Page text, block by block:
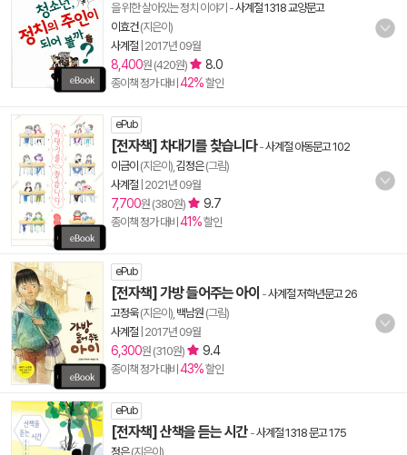
을 위한 살아있는 정치 이야기 -사계절 1318 교양문고
이효건(지은이)
사계절 2017년 09월
8,400원 (420원) 8.0
종이책 정가 대비 42%할인
ePub
[전자책] 차대기를 찾습니다-사계절 아동문고 102
이금이 (지은이), 김정은(그림)
사계절 2021년 09월
7,700원 (380원) 9.7
종이책 정가 대비 41%할인
ePub
[전자책] 가방 들어주는 아이 -사계절 저학년문고 26
고정욱(지은이), 백남원 (그림)
사계절 2017년 09월
6,300원 (310원) 9.4
종이책 정가 대비 43%할인
ePub
[전자책] 산책을 듣는 시간 -사계절 1318 문고 175
정은(지은이)